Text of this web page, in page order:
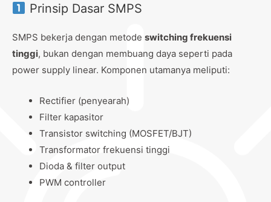
Prinsip Dasar SMPS
SMPS bekerja dengan metode switching frekuensi
tinggi, bukan dengan membuang daya seperti pada
power supply linear. Komponen utamanya meliputi:
Rectifier (penyearah)
Filter kapasitor
Transistor switching (MOSFET/BJT)
Transformator frekuensi tinggi
Dioda & filter output
PWM controller